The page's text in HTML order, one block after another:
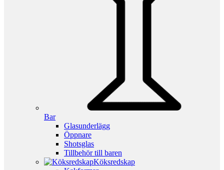
Bar
Glasunderlägg
Öppnare
Shotsglas
Tillbehör till baren
Köksredskap